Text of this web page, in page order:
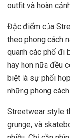
outfit và hoàn
Đặc điểm của
theo phong cách
quanh các phố đi
hay hơn nữa đều
biệt là sự phối
những phong cách
Streetwear style
grunge, và